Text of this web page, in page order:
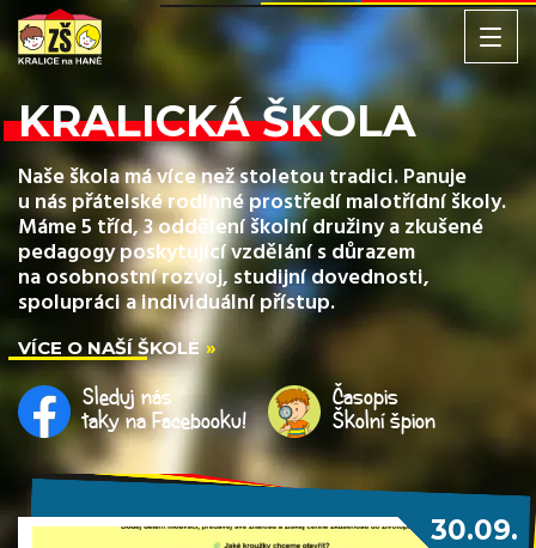
KRALICKÁ ŠKOLA
Naše škola má více než stoletou tradici. Panuje
u nás přátelské rodinné prostředí malotřídní školy.
Máme 5 tříd, 3 oddělení školní družiny a zkušené
pedagogy poskytující vzdělání s důrazem
na osobnostní rozvoj, studijní dovednosti,
spolupráci a individuální přístup.
VÍCE O NAŠÍ ŠKOLE
Sleduj nás
taky na Facebooku!
Časopis
Školní špion
30.09.